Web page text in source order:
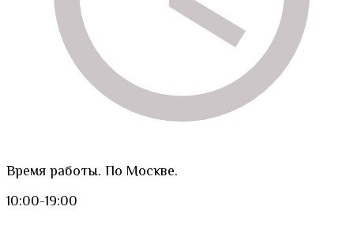
Время работы. По Москве.
10:00-19:00